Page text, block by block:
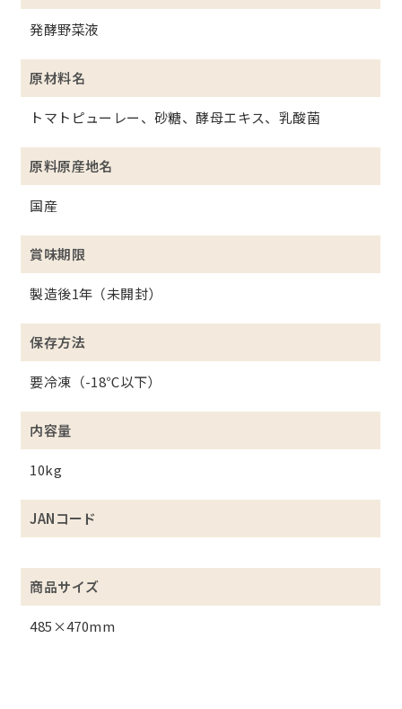
発酵野菜液
原材料名
トマトピューレー、砂糖、酵母エキス、乳酸菌
原料原産地名
国産
賞味期限
製造後1年（未開封）
保存方法
要冷凍（-18℃以下）
内容量
10kg
JANコード
商品サイズ
485×470mm